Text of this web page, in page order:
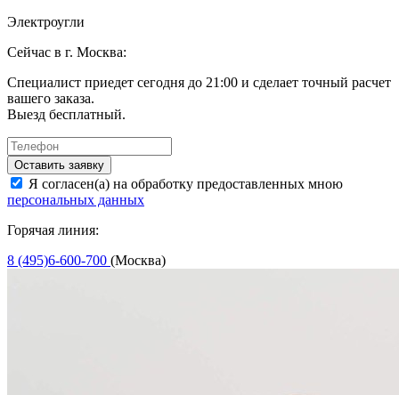
Электроугли
Сейчас в г. Москва:
Специалист приедет сегодня до 21:00 и сделает точный расчет
вашего заказа.
Выезд бесплатный.
Оставить заявку
Я согласен(а) на обработку предоставленных мною
персональных данных
Горячая линия:
8 (495)6-600-700 (Москва)